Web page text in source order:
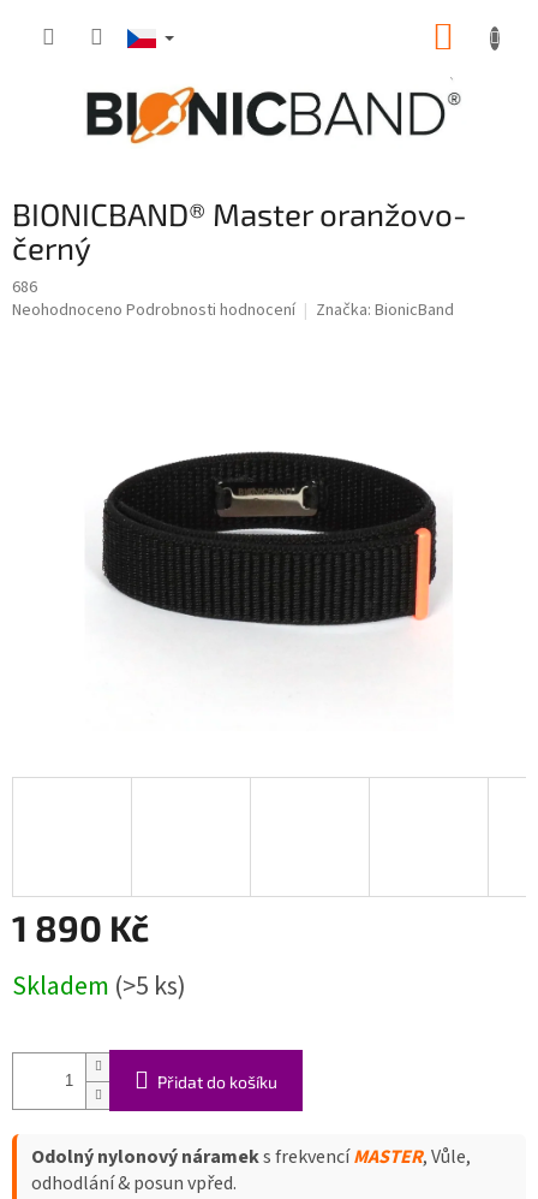
BIONICBAND® Master oranžovo-
černý
686
Průměrné
Neohodnoceno Podrobnosti hodnocení Značka: BionicBand
1 890 Kč
cena:
Skladem (>5 ks)
Přidat do košíku
Odolný nylonový nárameks frekvencíMASTER, Vůle,
odhodlání & posun vpřed.